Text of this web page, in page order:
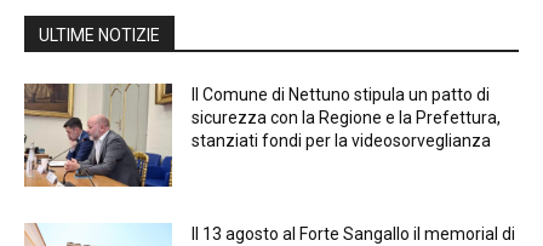
ULTIME NOTIZIE
Il Comune di Nettuno stipula un patto di
sicurezza con la Regione e la Prefettura,
stanziati fondi per la videosorveglianza
Il 13 agosto al Forte Sangallo il memorial di